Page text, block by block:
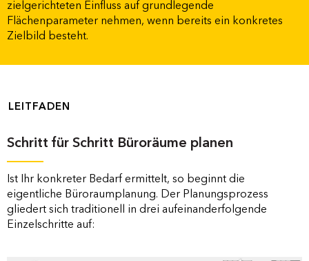
zielgerichteten Einfluss auf grundlegende
Flächenparameter nehmen, wenn bereits ein konkretes
Zielbild besteht.
LEITFADEN
Schritt für Schritt Büroräume planen
Ist Ihr konkreter Bedarf ermittelt, so beginnt die
eigentliche Büroraumplanung. Der Planungsprozess
gliedert sich traditionell in drei aufeinanderfolgende
Einzelschritte auf: